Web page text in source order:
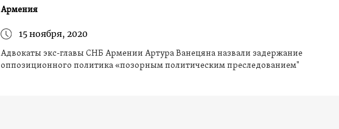
Армения
15 ноября, 2020
Адвокаты экс-главы СНБ Армении Артура Ванецяна назвали задержание
оппозиционного политика «позорным политическим преследованием"